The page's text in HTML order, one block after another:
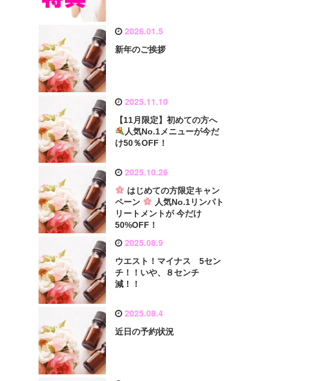
2026.01.5
新年のご挨拶
2025.11.10
【11月限定】初めての方へ
人気No.1メニューが今だ
け50％OFF！
2025.10.26
はじめての方限定キャン
ペーン
人気No.1リンパト
リートメントが 今だけ
50%OFF！
2025.08.9
ウエスト！マイナス 5セン
チ！！いや、８センチ
減！！
2025.08.4
近日の予約状況